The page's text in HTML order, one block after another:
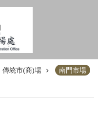
傳統市(商)場 南門市場